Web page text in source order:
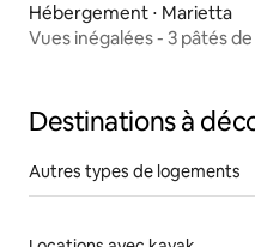
Hébergement ⋅ Marietta
Vues inégalées - 3 pâtés
Destinations à
Autres types de logements